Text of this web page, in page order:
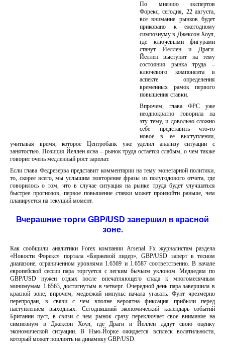
По мнению экспертов
Форекс, сегодня, 22 августа,
все внимание рынков будет
приковано к ежегодному
симпозиуму в Джексон Хоул,
где ключевыми фигурами
станут Йеллен и Драги.
Йеллен выступит на тему
состояния рынка труда –
ключевого компонента в
аспекте определения
временных рамок первого
повышения ставки.
Впрочем, глава ФРС уже
неоднократно говорила на
эту тему, и довольно сложно
себе представить что-то
новое в ее выступлении,
учитывая время, которое Центробанк уже уделил анализу ситуации с
занятостью. Позиция Йеллен ясна – рынок труда остается слабым, о чем также
говорит очень медленный рост зарплат.
Если глава Федрезерва представит комментарии на тему монетарной политики,
то, скорее всего, мы услышим повторение фразы из полугодового отчета, где
говорилось о том, что в случае ситуация на рынке труда будет улучшаться
быстрее прогнозов, первое повышение ставки может произойти раньше, чем
планируется на текущий момент.
Вчерашние торги GBP/USD завершил в красной
зоне.
Как сообщили аналитики Forex компании Arsenal Fxжурналистам раздела
«Новости Форекс» портала «Биржевой лидер»,GBP/USD заперт в тесном
диапазоне, ограниченном уровнями 1.6569 и 1.6587 соответственно. В начале
европейской сессии пара торгуется с легким бычьим уклоном. Медведям по
GBP/USD нужен отдых после впечатляющего спада к многомесячным
минимумам 1.6563, достигнутым в четверг. Очередной день пара завершила в
красной зоне, впрочем, медвежий импульс начала угасать. Фунт чрезмерно
перепродан, в связи с чем вполне вероятна фиксация прибыли перед
наступлением выходных. Сегодняшний экономический календарь событий
Британии пуст, в связи с чем рынок сразу переключает свое внимание на
симпозиум в Джексон Хоул, где Драги и Йеллен дадут свою оценку
экономической ситуации. В Нью-Йорке ожидается всплеск волатильности,
который может повлиять на динамику GBP/USD.